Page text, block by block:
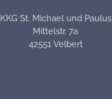
KKG St. Michael und Paulus
Mittelstr. 7a
42551 Velbert